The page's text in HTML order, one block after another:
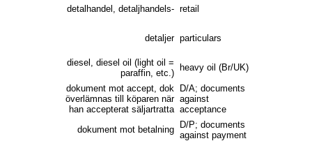
detalhandel, detaljhandels- retail
detaljer particulars
diesel, diesel oil (light oil =
paraffin, etc.)
heavy oil (Br/UK)
dokument mot accept, dok
överlämnas till köparen när
han accepterat säljartratta
D/A; documents
against
acceptance
dokument mot betalning
D/P; documents
against payment